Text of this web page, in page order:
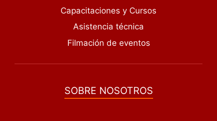
Capacitaciones y Cursos
Asistencia técnica
Filmación de eventos
SOBRE NOSOTROS